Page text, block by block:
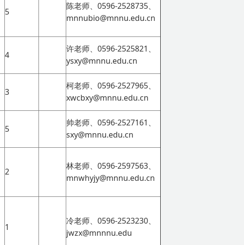
5
陈老师、0596-2528735、
mnnubio@mnnu.edu.cn
4
许老师、0596-2525821、
ysxy@mnnu.edu.cn
3
柯老师、0596-2527965、
xwcbxy@mnnu.edu.cn
5
帅老师、0596-2527161、
sxy@mnnu.edu.cn
2
林老师、0596-2597563、
mnwhyjy@mnnu.edu.cn
1
冷老师、0596-2523230、
jwzx@mnnnu.edu